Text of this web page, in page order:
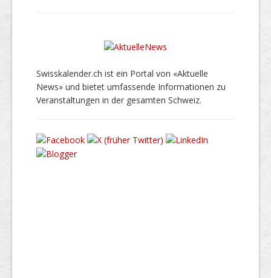
Swisskalender.ch ist ein Portal von «Aktuelle
News» und bietet umfassende Informationen zu
Veranstaltungen in der gesamten Schweiz.